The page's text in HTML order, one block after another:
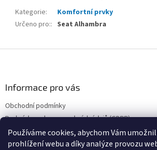
Používáme cookies, abychom Vám
prohlížení webu a díky analýze provozu
Kategorie:
Komfortní prvky
Určeno pro:: Seat Alhambra
Informace pro vás
Obchodní podmínky
Podmínky ochrany osobních údajů (GDPR)